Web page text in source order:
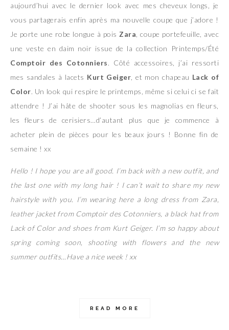
aujourd’hui avec le dernier look avec mes cheveux longs, je
vous partagerais enfin après ma nouvelle coupe que j’adore !
Je porte une robe longue à pois Zara , coupe portefeuille, avec
une veste en daim noir issue de la collection Printemps/Été
Comptoir des Cotonniers. Côté accessoires, j’ai ressorti
mes sandales à lacets Kurt Geiger , et mon chapeau Lack of
Color. Un look qui respire le printemps, même si celui ci se fait
attendre ! J’ai hâte de shooter sous les magnolias en fleurs,
les fleurs de cerisiers…d’autant plus que je commence à
acheter plein de pièces pour les beaux jours ! Bonne fin de
semaine ! xx
Hello ! I hope you are all good. I’m back with a new outfit, and
the last one with my long hair ! I can’t wait to share my new
hairstyle with you. I’m wearing here a long dress from Zara,
leather jacket from Comptoir des Cotonniers, a black hat from
Lack of Color and shoes from Kurt Geiger. I’m so happy about
spring coming soon, shooting with flowers and the new
summer outfits…Have a nice week ! xx
READ MORE